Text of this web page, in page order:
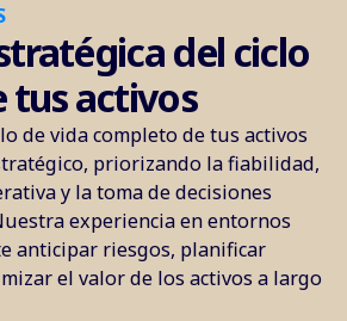
del ciclo
tus activos
de vida completo de tus activos
priorizando la fiabilidad,
y la toma de decisiones
experiencia en entornos
anticipar riesgos, planificar
el valor de los activos a largo